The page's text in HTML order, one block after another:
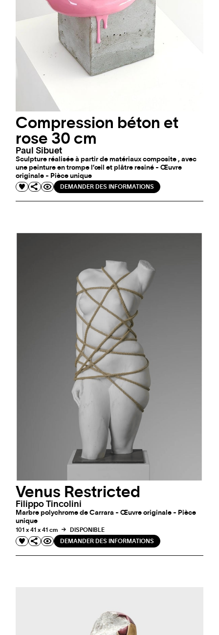
Compression béton et
rose 30 cm
Paul Sibuet
Sculpture réalisée à partir de matériaux composite , avec
une peinture en trompe l’œil et plâtre resiné - Œuvre
originale - Pièce unique
DEMANDER DES INFORMATIONS
Venus Restricted
Filippo Tincolini
Marbre polychrome de Carrara - Œuvre originale - Pièce
unique
101 x 41 x 41 cm
DISPONIBLE
DEMANDER DES INFORMATIONS